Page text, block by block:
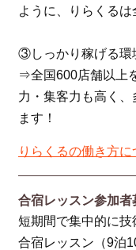
ように、りらくるは
③しっかり稼げる環
⇒全国600店舗以上
力・集客力も高く
ます！
りらくるの働き方
合宿レッスン参加者
短期間で集中的に
合宿レッスン（9泊